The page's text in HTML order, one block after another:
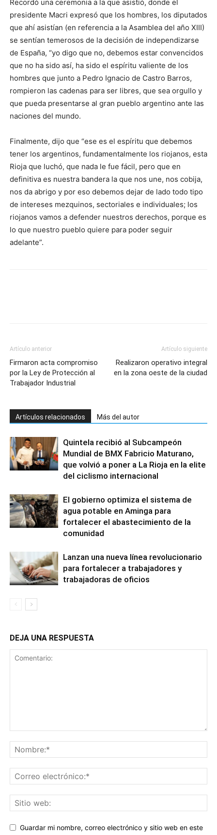
Recordó una ceremonia a la que asistió, donde el
presidente Macri expresó que los hombres, los diputados
que ahí asistían (en referencia a la Asamblea del año XIII)
se sentían temerosos de la decisión de independizarse
de España, “yo digo que no, debemos estar convencidos
que no ha sido así, ha sido el espíritu valiente de los
hombres que junto a Pedro Ignacio de Castro Barros,
rompieron las cadenas para ser libres, que sea orgullo y
que pueda presentarse al gran pueblo argentino ante las
naciones del mundo.
Finalmente, dijo que “ese es el espíritu que debemos
tener los argentinos, fundamentalmente los riojanos, esta
Rioja que luchó, que nada le fue fácil, pero que en
definitiva es nuestra bandera la que nos une, nos cobija,
nos da abrigo y por eso debemos dejar de lado todo tipo
de intereses mezquinos, sectoriales e individuales; los
riojanos vamos a defender nuestros derechos, porque es
lo que nuestro pueblo quiere para poder seguir
adelante”.
Artículo anterior
Firmaron acta compromiso
por la Ley de Protección al
Trabajador Industrial
Artículo siguiente
Realizaron operativo integral
en la zona oeste de la ciudad
Artículos relacionados Más del autor
Quintela recibió al Subcampeón
Mundial de BMX Fabricio Maturano,
que volvió a poner a La Rioja en la elite
del ciclismo internacional
El gobierno optimiza el sistema de
agua potable en Aminga para
fortalecer el abastecimiento de la
comunidad
Lanzan una nueva línea revolucionario
para fortalecer a trabajadores y
trabajadoras de oficios
DEJA UNA RESPUESTA
Guardar mi nombre, correo electrónico y sitio web en este